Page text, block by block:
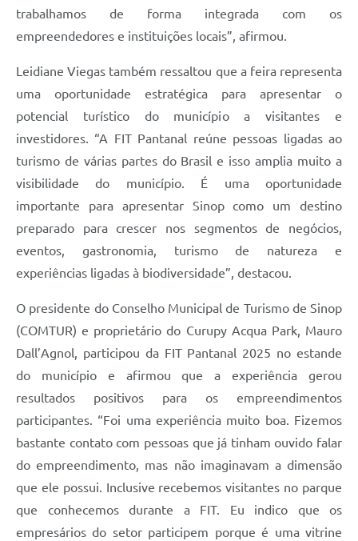
trabalhamos de forma integrada com os
empreendedores e instituições locais”, afirmou.
Leidiane Viegas também ressaltou que a feira representa
uma oportunidade estratégica para apresentar o
potencial turístico do município a visitantes e
investidores. “A FIT Pantanal reúne pessoas ligadas ao
turismo de várias partes do Brasil e isso amplia muito a
visibilidade do município. É uma oportunidade
importante para apresentar Sinop como um destino
preparado para crescer nos segmentos de negócios,
eventos, gastronomia, turismo de natureza e
experiências ligadas à biodiversidade”, destacou.
O presidente do Conselho Municipal de Turismo de Sinop
(COMTUR) e proprietário do Curupy Acqua Park, Mauro
Dall’Agnol, participou da FIT Pantanal 2025 no estande
do município e afirmou que a experiência gerou
resultados positivos para os empreendimentos
participantes. “Foi uma experiência muito boa. Fizemos
bastante contato com pessoas que já tinham ouvido falar
do empreendimento, mas não imaginavam a dimensão
que ele possui. Inclusive recebemos visitantes no parque
que conhecemos durante a FIT. Eu indico que os
empresários do setor participem porque é uma vitrine